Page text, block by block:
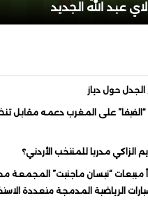
عبد الله الجديد
حول دياز
على المغرب دعمه مقابل
الزاكي مدربا للمنتخب الأردني؟
مبيعات “نيسان ماجنيت” المجمعة
الرياضية المدمجة متعددة